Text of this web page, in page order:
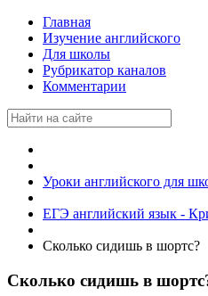
Главная
Изучение английского
Для школы
Рубрикатор каналов
Комментарии
Уроки английского для
ЕГЭ английский язык -
Сколько сидишь в шортс?
Сколько сидишь в